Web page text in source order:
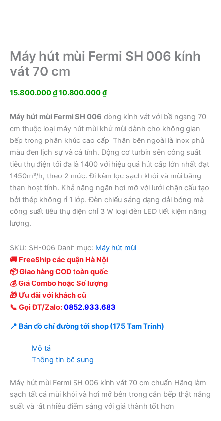
Máy hút mùi Fermi SH 006 kính
vát 70 cm
15.800.000₫Giá
là:
15.800.000 ₫.
10.800.000₫Giá
tại
là:
10.800.000 ₫.
Máy hút mùi Fermi SH 006 dòng kính vát với bề ngang 70
cm thuộc loại máy hút mùi khử mùi dành cho không gian
bếp trong phân khúc cao cấp. Thân bên ngoài là inox phủ
màu đen lịch sự và cá tính. Động cơ turbin sên công suất
tiêu thụ điện tối đa là 1400 với hiệu quả hút cấp lớn nhất đạt
1450m³/h, theo 2 mức. Đi kèm lọc sạch khói và mùi bằng
than hoạt tính. Khả năng ngăn hơi mỡ với lưới chặn cấu tạo
bởi thép không rỉ 1 lớp. Đèn chiếu sáng dạng dải bóng mà
công suất tiêu thụ điện chỉ 3 W loại đèn LED tiết kiệm năng
lượng.
SKU: SH-006 Danh mục: Máy hút mùi
🚚 FreeShip các quận Hà Nội
📦 Giao hàng COD toàn quốc
💰 Giá Combo hoặc Số lượng
🎁 Ưu đãi với khách cũ
📞 Gọi ĐT/Zalo:0852.933.683
📍 Bản đồ chỉ đường tới shop (175 Tam Trinh)
Mô tả
Thông tin bổ sung
Máy hút mùi Fermi SH 006 kính vát 70 cm chuẩn Hãng làm
sạch tất cả mùi khói và hơi mỡ bên trong căn bếp thật năng
suất và rất nhiều điểm sáng với giá thành tốt hơn